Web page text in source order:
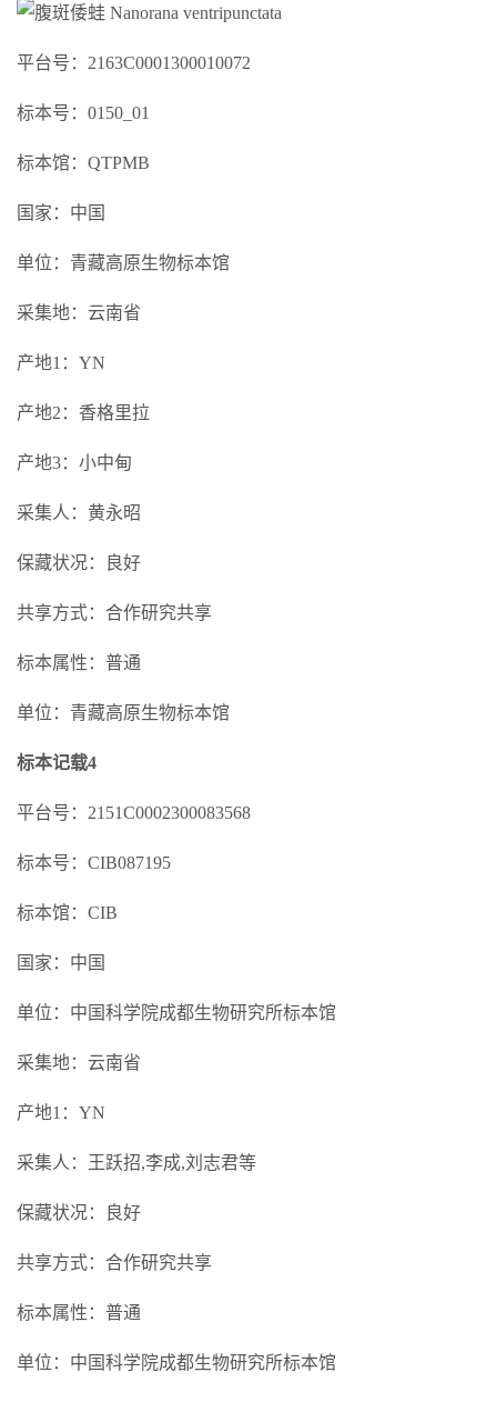
平台号：2163C0001300010072
标本号：0150_01
标本馆：QTPMB
国家：中国
单位：青藏高原生物标本馆
采集地：云南省
产地1：YN
产地2：香格里拉
产地3：小中甸
采集人：黄永昭
保藏状况：良好
共享方式：合作研究共享
标本属性：普通
单位：青藏高原生物标本馆
标本记载4
平台号：2151C0002300083568
标本号：CIB087195
标本馆：CIB
国家：中国
单位：中国科学院成都生物研究所标本馆
采集地：云南省
产地1：YN
采集人：王跃招,李成,刘志君等
保藏状况：良好
共享方式：合作研究共享
标本属性：普通
单位：中国科学院成都生物研究所标本馆